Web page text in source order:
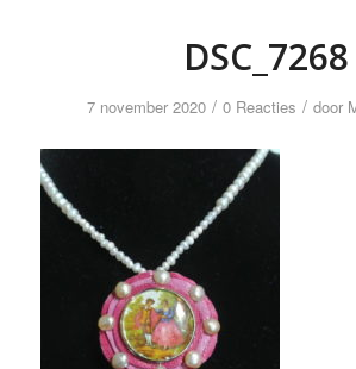
DSC_7268
7 november 2020 / 0 Reacties / door